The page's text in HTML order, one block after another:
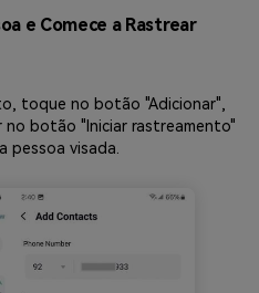
e Comece a Rastrear
toque no botão "Adicionar",
no botão "Iniciar rastreamento"
pessoa visada.